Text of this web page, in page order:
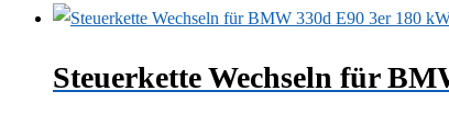
Steuerkette Wechseln für